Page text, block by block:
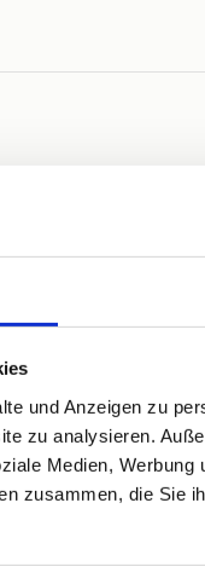
und Anzeigen zu
zu analysieren.
Medien,
zusammen, die Sie